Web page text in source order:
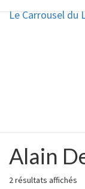
Le Carrousel du
Le
Alain
Delabos
Alain
2 résultats affichés